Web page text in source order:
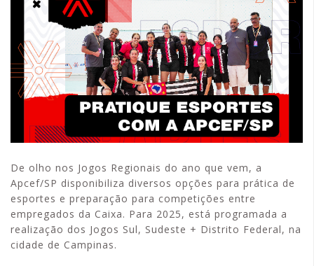
De olho nos Jogos Regionais do ano que vem, a
Apcef/SP disponibiliza diversos opções para prática de
esportes e preparação para competições entre
empregados da Caixa. Para 2025, está programada a
realização dos Jogos Sul, Sudeste + Distrito Federal, na
cidade de Campinas.